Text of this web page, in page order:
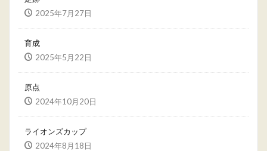
2025年7月27日
育成
2025年5月22日
原点
2024年10月20日
ライオンズカップ
2024年8月18日